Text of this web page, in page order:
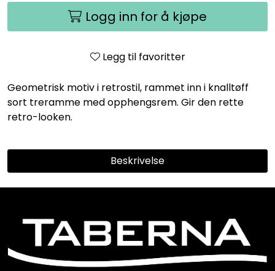
Logg inn for å kjøpe
Legg til favoritter
Geometrisk motiv i retrostil, rammet inn i knalltøff
sort treramme med opphengsrem. Gir den rette
retro-looken.
Beskrivelse